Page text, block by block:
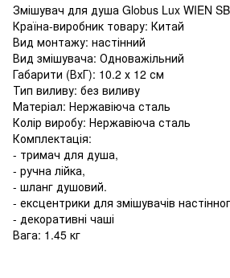
Змішувач для душа Globus Lux WIEN
Країна-виробник товару: Китай
Вид монтажу: настінний
Вид змішувача: Одноважільний
Габарити (ВхГ): 10.2 х 12 см
Тип виливу: без виливу
Матеріал: Нержавіюча сталь
Колір виробу: Нержавіюча сталь
Комплектація:
- тримач для душа,
- ручна лійка,
- шланг душовий.
- ексцентрики для змішувачів
- декоративні чаші
Вага: 1.45 кг